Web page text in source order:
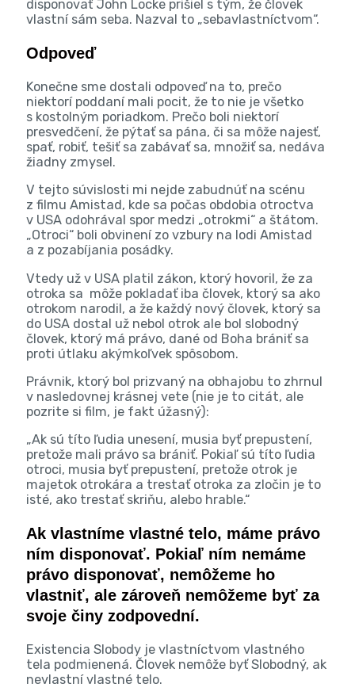
disponovať John Locke prišiel s tým, že človek
vlastní sám seba. Nazval to „sebavlastníctvom“.
Odpoveď
Konečne sme dostali odpoveď na to, prečo
niektorí poddaní mali pocit, že to nie je všetko
s kostolným poriadkom. Prečo boli niektorí
presvedčení, že pýtať sa pána, či sa môže najesť,
spať, robiť, tešiť sa zabávať sa, množiť sa, nedáva
žiadny zmysel.
V tejto súvislosti mi nejde zabudnúť na scénu
z filmu Amistad, kde sa počas obdobia otroctva
v USA odohrával spor medzi „otrokmi“ a štátom.
„Otroci“ boli obvinení zo vzbury na lodi Amistad
a z pozabíjania posádky.
Vtedy už v USA platil zákon, ktorý hovoril, že za
otroka sa môže pokladať iba človek, ktorý sa ako
otrokom narodil, a že každý nový človek, ktorý sa
do USA dostal už nebol otrok ale bol slobodný
človek, ktorý má právo, dané od Boha brániť sa
proti útlaku akýmkoľvek spôsobom.
Právnik, ktorý bol prizvaný na obhajobu to zhrnul
v nasledovnej krásnej vete (nie je to citát, ale
pozrite si film, je fakt úžasný):
„Ak sú títo ľudia unesení, musia byť prepustení,
pretože mali právo sa brániť. Pokiaľ sú títo ľudia
otroci, musia byť prepustení, pretože otrok je
majetok otrokára a trestať otroka za zločin je to
isté, ako trestať skriňu, alebo hrable.“
Ak vlastníme vlastné telo, máme právo
ním disponovať. Pokiaľ ním nemáme
právo disponovať, nemôžeme ho
vlastniť, ale zároveň nemôžeme byť za
svoje činy zodpovední.
Existencia Slobody je vlastníctvom vlastného
tela podmienená. Človek nemôže byť Slobodný, ak
nevlastní vlastné telo.